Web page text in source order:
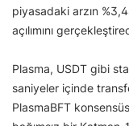
piyasadaki arzın
açılımını
Plasma, USDT gibi
saniyeler içinde
PlasmaBFT